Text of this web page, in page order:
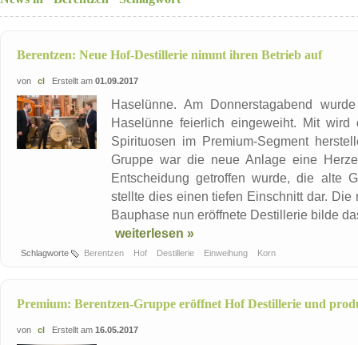
Berentzen: Neue Hof-Destillerie nimmt ihren Betrieb auf
von cl Erstellt am 01.09.2017
Haselünne. Am Donnerstagabend
Haselünne feierlich eingeweiht. Mit wird
Spirituosen im Premium-Segment
Gruppe war die neue Anlage eine
Entscheidung getroffen wurde, die alte
stellte dies einen tiefen Einschnitt dar.
Bauphase nun eröffnete Destillerie bilde
weiterlesen »
Schlagworte Berentzen Hof Destillerie Einweihung Korn
Premium: Berentzen-Gruppe eröffnet Hof Destillerie und
von cl Erstellt am 16.05.2017